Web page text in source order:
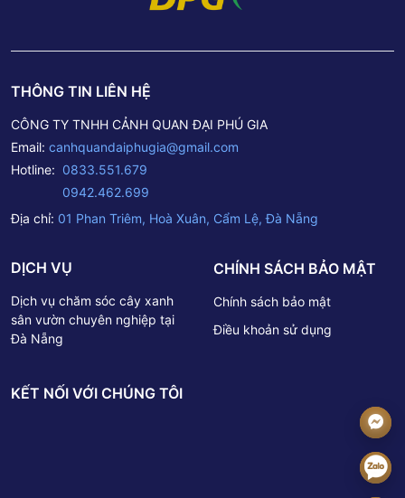
THÔNG TIN LIÊN HỆ
CÔNG TY TNHH CẢNH QUAN ĐẠI PHÚ GIA
Email: canhquandaiphugia@gmail.com
Hotline: 0833.551.679
0942.462.699
Địa chỉ: 01 Phan Triêm, Hoà Xuân, Cẩm Lệ, Đà Nẵng
DỊCH VỤ
Dịch vụ chăm sóc cây xanh
sân vườn chuyên nghiệp tại
Đà Nẵng
CHÍNH SÁCH BẢO MẬT
Chính sách bảo mật
Điều khoản sử dụng
KẾT NỐI VỚI CHÚNG TÔI